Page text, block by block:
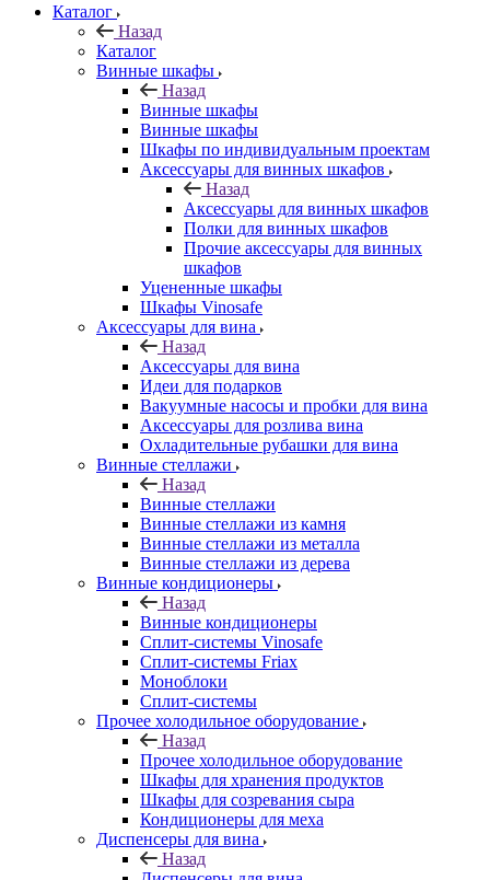
Каталог
Назад
Каталог
Винные шкафы
Назад
Винные шкафы
Винные шкафы
Шкафы по индивидуальным проектам
Аксессуары для винных шкафов
Назад
Аксессуары для винных шкафов
Полки для винных шкафов
Прочие аксессуары для винных
шкафов
Уцененные шкафы
Шкафы Vinosafe
Аксессуары для вина
Назад
Аксессуары для вина
Идеи для подарков
Вакуумные насосы и пробки для вина
Аксессуары для розлива вина
Охладительные рубашки для вина
Винные стеллажи
Назад
Винные стеллажи
Винные стеллажи из камня
Винные стеллажи из металла
Винные стеллажи из дерева
Винные кондиционеры
Назад
Винные кондиционеры
Сплит-системы Vinosafe
Сплит-системы Friax
Моноблоки
Сплит-системы
Прочее холодильное оборудование
Назад
Прочее холодильное оборудование
Шкафы для хранения продуктов
Шкафы для созревания сыра
Кондиционеры для меха
Диспенсеры для вина
Назад